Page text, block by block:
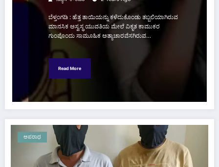
ಬೆಳ್ತಂಗಡಿ : ಹೆತ್ತ ತಾಯಿಯನ್ನು ಕಳೆದುಕೊಂಡು ತಬ್ಬಲಿಯಾಗಿರುವ
ಮಾನಸಿಕ ಅಸ್ವಸ್ಥ ಯುವತಿಯ ಮೇಲೆ ವಿಕೃತ ಕಾಮುಕರ
ಗುಂಪೊಂದು ಸಾಮೂಹಿಕ ಅತ್ಯಾಚಾರವೆಸಗಿರುವ…
Read More
ಅಪರಾಧ